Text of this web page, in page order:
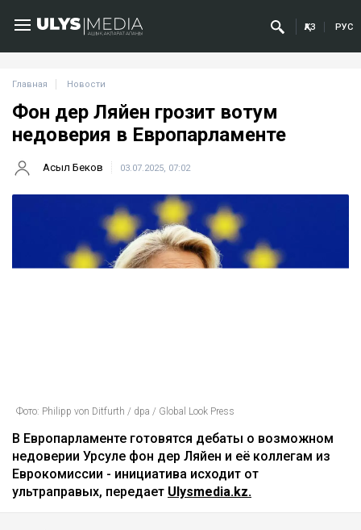
ҚАЗ РУС
Главная Новости
Фон дер Ляйен грозит вотум
недоверия в Европарламенте
Асыл Беков 03.07.2025, 07:02
Фото: Philipp von Ditfurth / dpa / Global Look Press
В Европарламенте готовятся дебаты о возможном
недоверии Урсуле фон дер Ляйен и её коллегам из
Еврокомиссии - инициатива исходит от
ультраправых, передает Ulysmedia.kz.